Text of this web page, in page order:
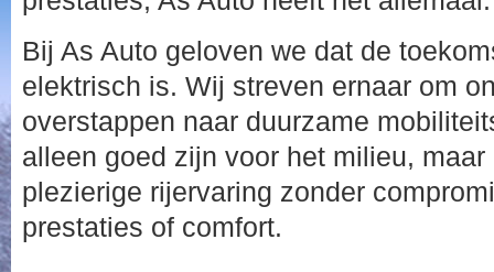
Bij As Auto geloven we dat de
elektrisch is. Wij streven ernaar om
overstappen naar duurzame
alleen goed zijn voor het milieu,
plezierige rijervaring zonder
prestaties of comfort.